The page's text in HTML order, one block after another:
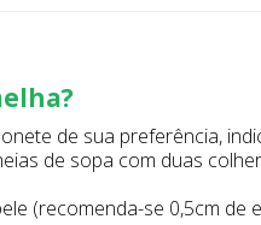
de sua preferência,
de sopa com duas
(recomenda-se 0,5cm